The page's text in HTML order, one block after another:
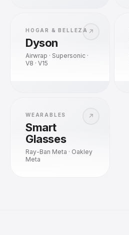
↗
HOGAR & BELLEZA
Dyson
Airwrap · Supersonic ·
V8 · V15
↗
WEARABLES
Smart
Glasses
Ray-Ban Meta · Oakley
Meta